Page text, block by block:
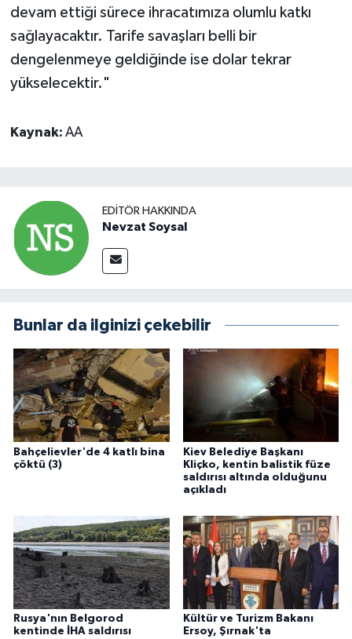
devam ettiği sürece ihracatımıza olumlu katkı
sağlayacaktır. Tarife savaşları belli bir
dengelenmeye geldiğinde ise dolar tekrar
yükselecektir."
Kaynak: AA
EDITÖR HAKKINDA
Nevzat Soysal
Bunlar da ilginizi çekebilir
Bahçelievler'de 4 katlı bina
çöktü (3)
Kiev Belediye Başkanı
Kliçko, kentin balistik füze
saldırısı altında olduğunu
açıkladı
Rusya'nın Belgorod
kentinde İHA saldırısı
Kültür ve Turizm Bakanı
Ersoy, Şırnak'ta